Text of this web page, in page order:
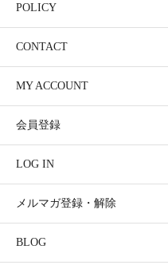
POLICY
CONTACT
MY ACCOUNT
会員登録
LOG IN
メルマガ登録・解除
BLOG